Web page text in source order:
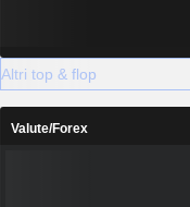
Altri top & flop
Valute/Forex